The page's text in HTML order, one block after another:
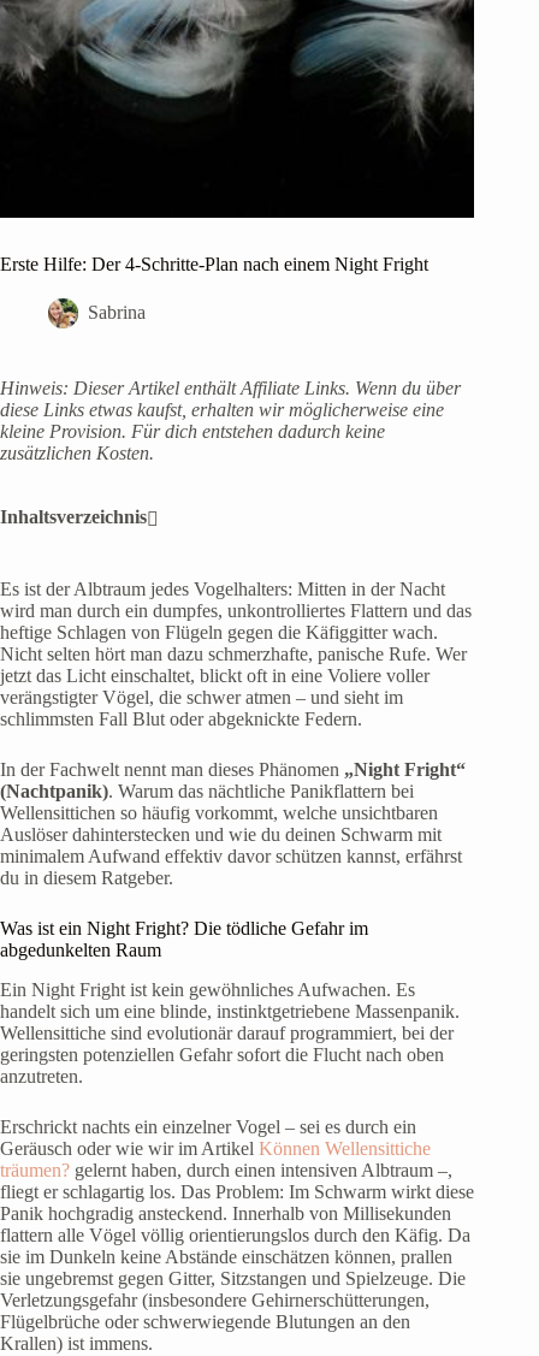
Erste Hilfe: Der 4-Schritte-Plan nach einem Night Fright
Sabrina
Hinweis: Dieser Artikel enthält Affiliate Links. Wenn du über
diese Links etwas kaufst, erhalten wir möglicherweise eine
kleine Provision. Für dich entstehen dadurch keine
zusätzlichen Kosten.
Inhaltsverzeichnis
Es ist der Albtraum jedes Vogelhalters: Mitten in der Nacht
wird man durch ein dumpfes, unkontrolliertes Flattern und das
heftige Schlagen von Flügeln gegen die Käfiggitter wach.
Nicht selten hört man dazu schmerzhafte, panische Rufe. Wer
jetzt das Licht einschaltet, blickt oft in eine Voliere voller
verängstigter Vögel, die schwer atmen – und sieht im
schlimmsten Fall Blut oder abgeknickte Federn.
In der Fachwelt nennt man dieses Phänomen „Night Fright“
(Nachtpanik). Warum das nächtliche Panikflattern bei
Wellensittichen so häufig vorkommt, welche unsichtbaren
Auslöser dahinterstecken und wie du deinen Schwarm mit
minimalem Aufwand effektiv davor schützen kannst, erfährst
du in diesem Ratgeber.
Was ist ein Night Fright? Die tödliche Gefahr im
abgedunkelten Raum
Ein Night Fright ist kein gewöhnliches Aufwachen. Es
handelt sich um eine blinde, instinktgetriebene Massenpanik.
Wellensittiche sind evolutionär darauf programmiert, bei der
geringsten potenziellen Gefahr sofort die Flucht nach oben
anzutreten.
Erschrickt nachts ein einzelner Vogel – sei es durch ein
Geräusch oder wie wir im Artikel Können Wellensittiche
träumen? gelernt haben, durch einen intensiven Albtraum –,
fliegt er schlagartig los. Das Problem: Im Schwarm wirkt diese
Panik hochgradig ansteckend. Innerhalb von Millisekunden
flattern alle Vögel völlig orientierungslos durch den Käfig. Da
sie im Dunkeln keine Abstände einschätzen können, prallen
sie ungebremst gegen Gitter, Sitzstangen und Spielzeuge. Die
Verletzungsgefahr (insbesondere Gehirnerschütterungen,
Flügelbrüche oder schwerwiegende Blutungen an den
Krallen) ist immens.